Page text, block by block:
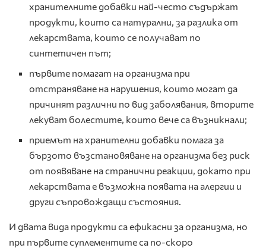
хранителните добавки най-често съдържат
продукти, които са натурални, за разлика от
лекарствата, които се получават по
синтетичен път;
първите помагат на организма при
отстраняване на нарушения, които могат да
причинят различни по вид заболявания, вторите
лекуват болестите, които вече са възникнали;
приемът на хранителни добавки помага за
бързото възстановяване на организма без риск
от появяване на странични реакции, докато при
лекарствата е възможна появата на алергии и
други съпровождащи състояния.
И двата вида продукти са ефикасни за организма, но
при първите суплементите са по-скоро